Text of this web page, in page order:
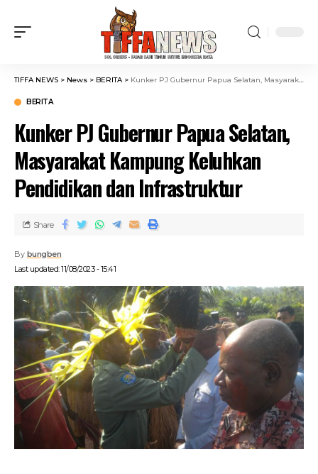
TIFFA NEWS > News > BERITA> Kunker PJ Gubernur Papua Selatan, Masyarakat Kampung Keluhkan Pendidikan dan Infrastruktur
BERITA
Kunker PJ Gubernur Papua Selatan,
Masyarakat Kampung Keluhkan
Pendidikan dan Infrastruktur
Last updated: 11/08/2023 - 15:41
By bungben
Share